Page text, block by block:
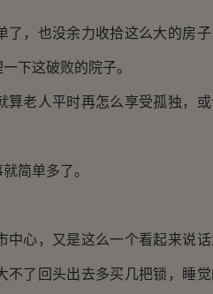
，也没余力收拾这么大的房子
下这破败的院子。
老人平时再怎么享受孤独，或
简单多了。
心，又是这么一个看起来说话
不了回头出去多买几把锁，睡